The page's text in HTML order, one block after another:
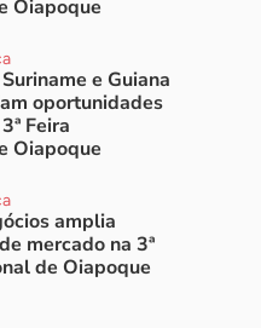
Oiapoque
e Guiana
oportunidades
Feira
Oiapoque
amplia
mercado na 3ª
de Oiapoque